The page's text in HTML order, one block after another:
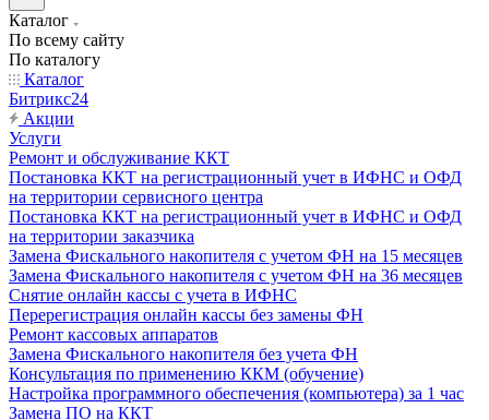
Каталог
По всему сайту
По каталогу
Каталог
Битрикс24
Акции
Услуги
Ремонт и обслуживание ККТ
Постановка ККТ на регистрационный учет в ИФНС и ОФД
на территории сервисного центра
Постановка ККТ на регистрационный учет в ИФНС и ОФД
на территории заказчика
Замена Фискального накопителя с учетом ФН на 15 месяцев
Замена Фискального накопителя с учетом ФН на 36 месяцев
Снятие онлайн кассы с учета в ИФНС
Перерегистрация онлайн кассы без замены ФН
Ремонт кассовых аппаратов
Замена Фискального накопителя без учета ФН
Консультация по применению ККМ (обучение)
Настройка программного обеспечения (компьютера) за 1 час
Замена ПО на ККТ